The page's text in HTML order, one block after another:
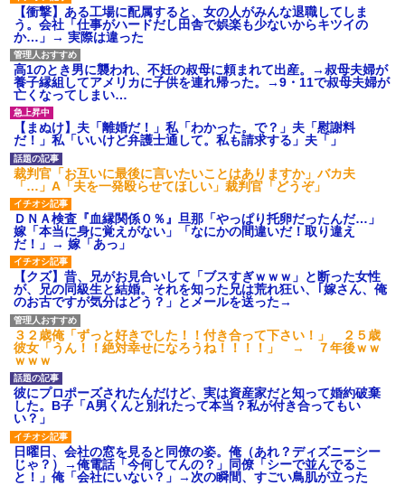
【衝撃】ある工場に配属すると、女の人がみんな退職してしま
う。会社「仕事がハードだし田舎で娯楽も少ないからキツイの
か…」→ 実際は違った
高1のとき男に襲われ、不妊の叔母に頼まれて出産。→叔母夫婦が
養子縁組してアメリカに子供を連れ帰った。→9・11で叔母夫婦が
亡くなってしまい…
【まぬけ】夫「離婚だ！」私「わかった。で？」夫「慰謝料
だ！」私「いいけど弁護士通して。私も請求する」夫「」
裁判官「お互いに最後に言いたいことはありますか」バカ夫
「…」A「夫を一発殴らせてほしい」裁判官「どうぞ」
ＤＮＡ検査『血縁関係０％』旦那「やっぱり托卵だったんだ…」
嫁「本当に身に覚えがない」「なにかの間違いだ！取り違え
だ！」→ 嫁「あっ」
【クズ】昔、兄がお見合いして「ブスすぎｗｗｗ」と断った女性
が、兄の同級生と結婚。それを知った兄は荒れ狂い、｢嫁さん、俺
のお古ですが気分はどう？」とメールを送った→
３２歳俺「ずっと好きでした！！付き合って下さい！」 ２５歳
彼女「うん！！絶対幸せになろうね！！！！」 → ７年後ｗｗ
ｗｗｗ
彼にプロポーズされたんだけど、実は資産家だと知って婚約破棄
した。B子「A男くんと別れたって本当？私が付き合ってもい
い？」
日曜日、会社の窓を見ると同僚の姿。俺（あれ？ディズニーシー
じゃ？）→俺電話「今何してんの？」同僚「シーで並んでるこ
と！」俺「会社にいない？」→次の瞬間、すごい鳥肌が立った